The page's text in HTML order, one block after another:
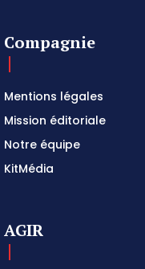
Compagnie
Mentions légales
Mission éditoriale
Notre équipe
KitMédia
AGIR